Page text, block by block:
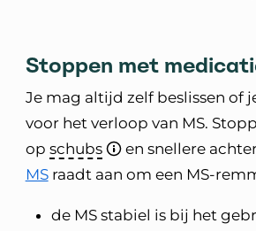
Stoppen met
Je mag altijd zelf beslissen of
voor het verloop van MS.
op schubs en snellere
MSraadt aan om een MS-
de MS stabiel is bij het